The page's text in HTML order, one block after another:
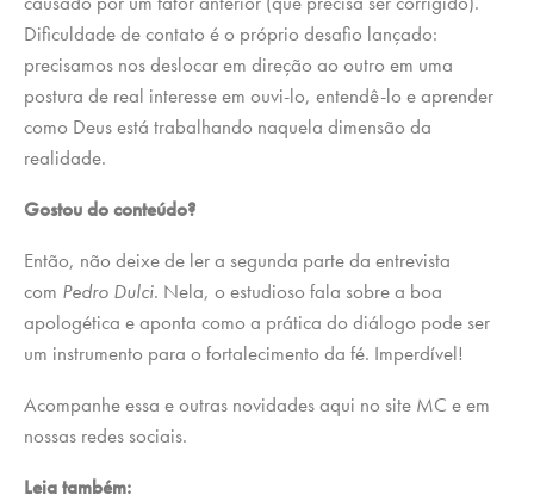
Dificuldade de contato é o próprio desafio lançado:
precisamos nos deslocar em direção ao outro em uma
postura de real interesse em ouvi-lo, entendê-lo e aprender
como Deus está trabalhando naquela dimensão da
realidade.
Gostou do conteúdo?
Então, não deixe de ler a segunda parte da entrevista
com Pedro Dulci. Nela, o estudioso fala sobre a boa
apologética e aponta como a prática do diálogo pode ser
um instrumento para o fortalecimento da fé. Imperdível!
Acompanhe essa e outras novidades aqui no site MC e em
nossas redes sociais.
Leia também: